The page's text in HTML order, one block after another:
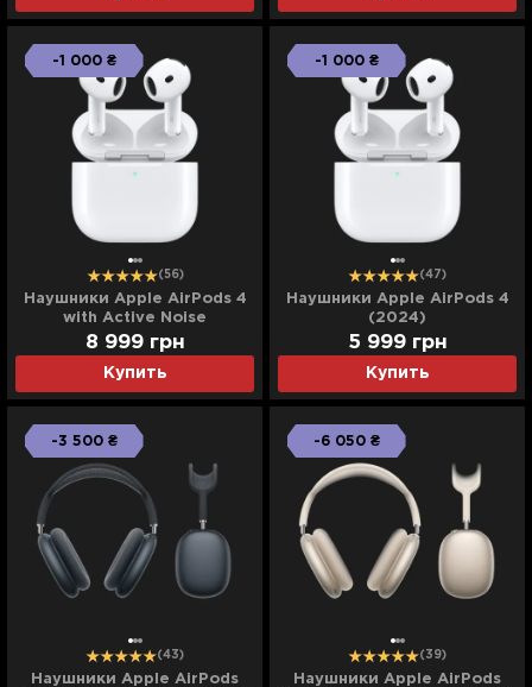
-1 000 ₴
(56)
Наушники Apple AirPods 4
with Active Noise
Cancellation (MXP93)
(2024)
Купить
8 999 грн
-1 000 ₴
(47)
Наушники Apple AirPods 4
(2024)
Купить
5 999 грн
-3 500 ₴
(43)
Наушники Apple AirPods
-6 050 ₴
(39)
Наушники Apple AirPods